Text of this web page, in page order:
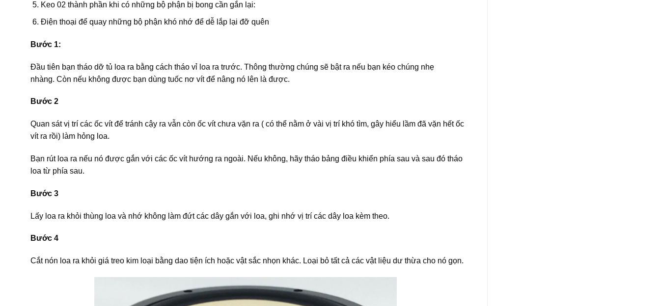
Keo 02 thành phần khi có những bộ phận bị bong cần gắn lại:
Điện thoại để quay những bộ phận khó nhớ để dễ lắp lại đỡ quên
Bước 1:
Đầu tiên bạn tháo dỡ tủ loa ra bằng cách tháo vỉ loa ra trước. Thông thường chúng sẽ bật ra nếu bạn kéo chúng nhẹ
nhàng. Còn nếu không được bạn dùng tuốc nơ vít để nâng nó lên là được.
Bước 2
Quan sát vị trí các ốc vít để tránh cậy ra vẫn còn ốc vít chưa vặn ra ( có thể nằm ở vài vị trí khó tìm, gây hiểu lầm đã vặn hết ốc
vít ra rồi) làm hỏng loa.
Bạn rút loa ra nếu nó được gắn với các ốc vít hướng ra ngoài. Nếu không, hãy tháo bảng điều khiển phía sau và sau đó tháo
loa từ phía sau.
Bước 3
Lấy loa ra khỏi thùng loa và nhớ không làm đứt các dây gắn với loa, ghi nhớ vị trí các dây loa kèm theo.
Bước 4
Cắt nón loa ra khỏi giá treo kim loại bằng dao tiện ích hoặc vật sắc nhọn khác. Loại bỏ tất cả các vật liệu dư thừa cho nó gọn.